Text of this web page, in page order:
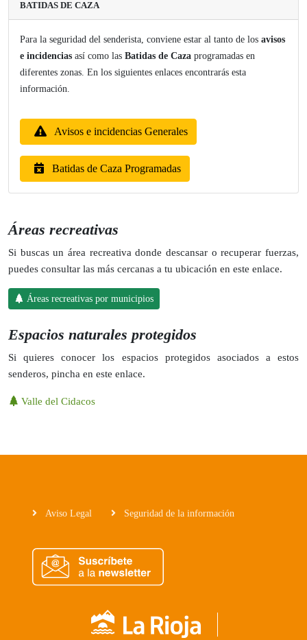
BATIDAS DE CAZA
Para la seguridad del senderista, conviene estar al tanto de los avisos
e incidencias así como las Batidas de Caza programadas en
diferentes zonas. En los siguientes enlaces encontrarás esta
información.
Avisos e incidencias Generales
Batidas de Caza Programadas
Áreas recreativas
Si buscas un área recreativa donde descansar o recuperar fuerzas,
puedes consultar las más cercanas a tu ubicación en este enlace.
Áreas recreativas por municipios
Espacios naturales protegidos
Si quieres conocer los espacios protegidos asociados a estos
senderos, pincha en este enlace.
Valle del Cidacos
Aviso Legal Seguridad de la información